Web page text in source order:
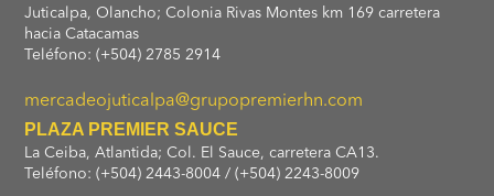
Juticalpa, Olancho; Colonia Rivas Montes km 169 carretera
hacia Catacamas
Teléfono: (+504) 2785 2914
mercadeojuticalpa@grupopremierhn.com
PLAZA PREMIER SAUCE
La Ceiba, Atlantida; Col. El Sauce, carretera CA13.
Teléfono: (+504) 2443-8004 / (+504) 2243-8009